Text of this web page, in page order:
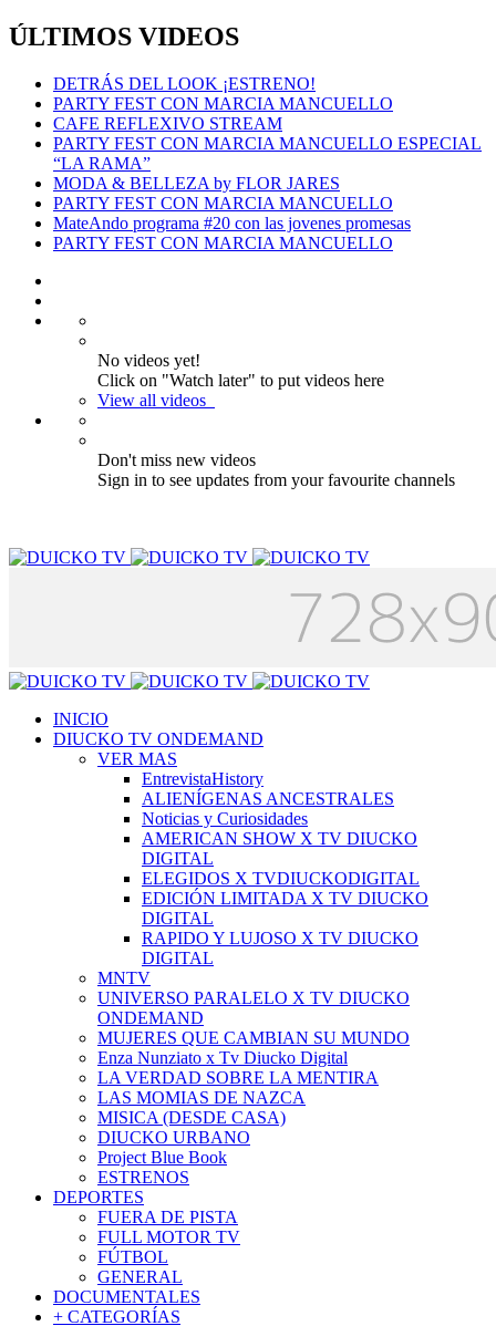
ÚLTIMOS VIDEOS
DETRÁS DEL LOOK ¡ESTRENO!
PARTY FEST CON MARCIA MANCUELLO
CAFE REFLEXIVO STREAM
PARTY FEST CON MARCIA MANCUELLO ESPECIAL
“LA RAMA”
MODA & BELLEZA by FLOR JARES
PARTY FEST CON MARCIA MANCUELLO
MateAndo programa #20 con las jovenes promesas
PARTY FEST CON MARCIA MANCUELLO
No videos yet!
Click on "Watch later" to put videos here
View all videos
Don't miss new videos
Sign in to see updates from your favourite channels
INICIO
DIUCKO TV ONDEMAND
VER MAS
EntrevistaHistory
ALIENÍGENAS ANCESTRALES
Noticias y Curiosidades
AMERICAN SHOW X TV DIUCKO
DIGITAL
ELEGIDOS X TVDIUCKODIGITAL
EDICIÓN LIMITADA X TV DIUCKO
DIGITAL
RAPIDO Y LUJOSO X TV DIUCKO
DIGITAL
MNTV
UNIVERSO PARALELO X TV DIUCKO
ONDEMAND
MUJERES QUE CAMBIAN SU MUNDO
Enza Nunziato x Tv Diucko Digital
LA VERDAD SOBRE LA MENTIRA
LAS MOMIAS DE NAZCA
MISICA (DESDE CASA)
DIUCKO URBANO
Project Blue Book
ESTRENOS
DEPORTES
FUERA DE PISTA
FULL MOTOR TV
FÚTBOL
GENERAL
DOCUMENTALES
+ CATEGORÍAS